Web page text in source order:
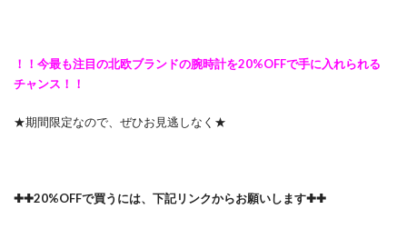
！！今最も注目の北欧ブランドの腕時計を20%OFFで手に入れられる
チャンス！！
★期間限定なので、ぜひお見逃しなく★
✚✚20%OFFで買うには、下記リンクからお願いします✚✚